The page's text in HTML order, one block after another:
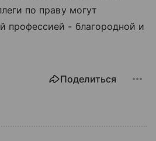
по праву могут
профессией - благородной и
Поделиться